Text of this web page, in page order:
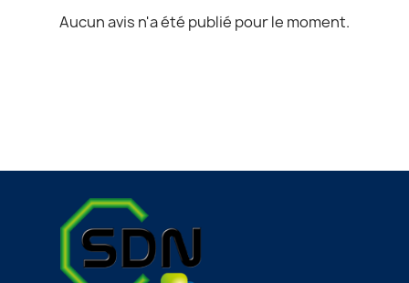
Aucun avis n'a été publié pour le moment.